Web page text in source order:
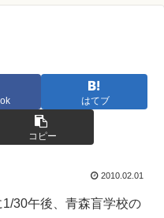
はてブ
コピー
2010.02.01
1/30午後、青森盲学校の